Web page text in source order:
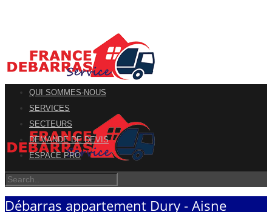
QUI SOMMES-NOUS
SERVICES
SECTEURS
DEMANDE DE DEVIS
ESPACE PRO
Débarras appartement Dury - Aisne